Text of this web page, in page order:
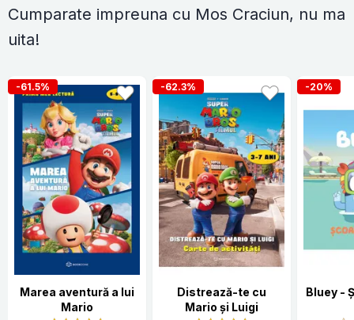
Cumparate impreuna cu Mos Craciun, nu ma
uita!
-61.5%
Marea aventură a lui
Mario
-62.3%
Distrează-te cu
Mario și Luigi
-20%
Bluey -